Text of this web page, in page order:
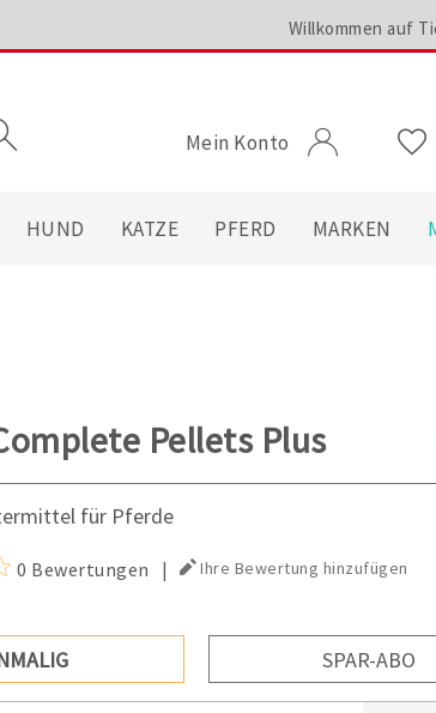
Willkommen auf
Mein Konto
HUND KATZE PFERD MARKEN
Pellets Plus
für Pferde
0 Bewertungen | Ihre Bewertung hinzufügen
SPAR-ABO